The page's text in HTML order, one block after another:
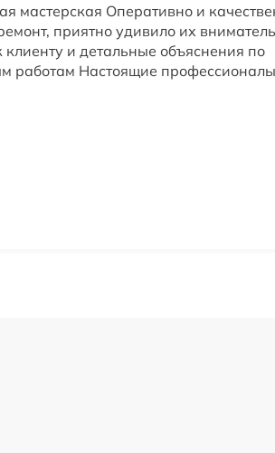
мастерская Оперативно и
приятно удивило их
клиенту и детальные объяснения по
работам Настоящие профессионалы